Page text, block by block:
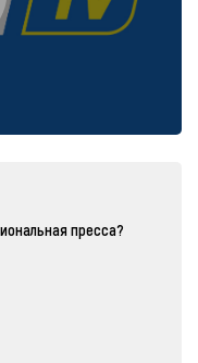
пресса?